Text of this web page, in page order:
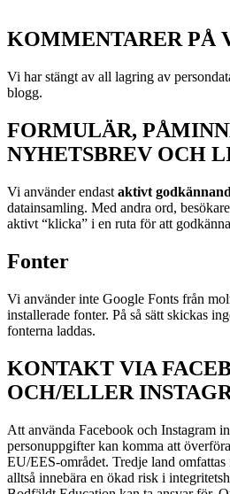
KOMMENTARER PÅ
Vi har stängt av all lagring av
blogg.
FORMULÄR,
NYHETSBREV OCH
Vi använder endast aktivt
datainsamling. Med andra ord,
aktivt “klicka” i en ruta för att
Fonter
Vi använder inte Google Fonts från
installerade fonter. På så sätt skickas
fonterna laddas.
KONTAKT VIA
OCH/ELLER
Att använda Facebook och Instagram
personuppgifter kan komma att
EU/EES-området. Tredje land
alltså innebära en ökad risk i